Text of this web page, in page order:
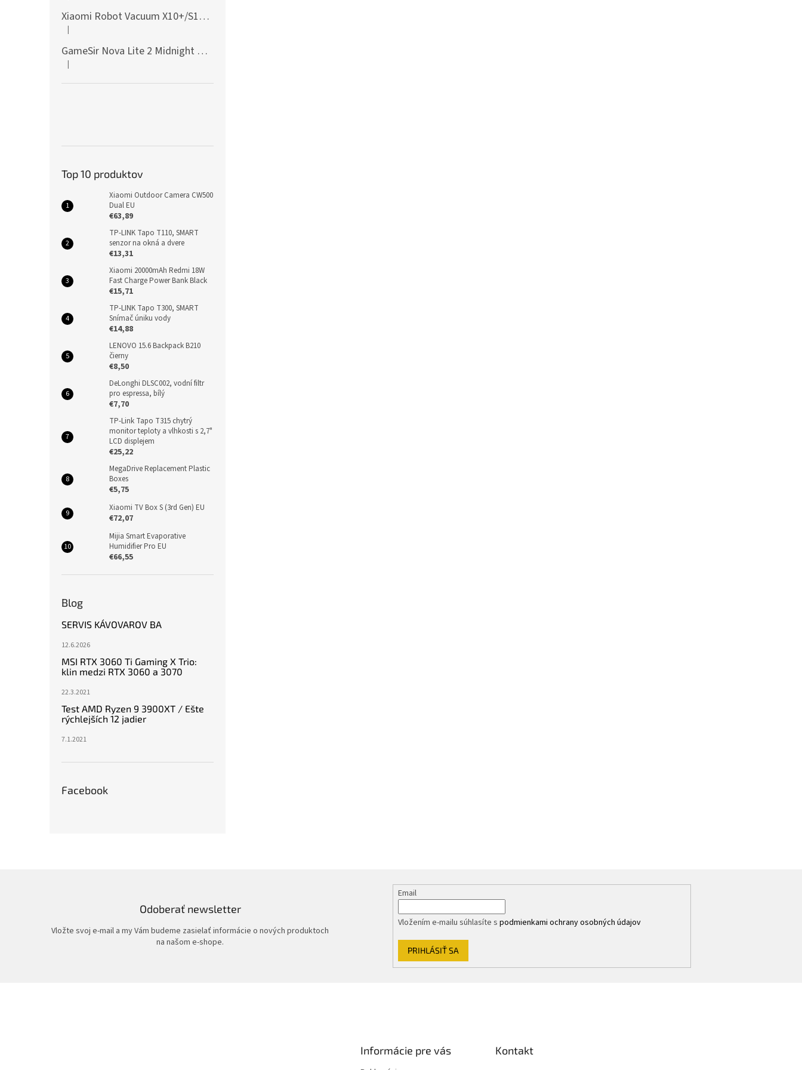
Xiaomi Robot Vacuum X10+/S10+/X10/X20+ Side Brush
Hodnotenie produktu je 5 z 5 hviezdičiek.
|
GameSir Nova Lite 2 Midnight Gray
Hodnotenie produktu je 5 z 5 hviezdičiek.
|
Top 10 produktov
Xiaomi Outdoor Camera CW500
Dual EU
€63,89
TP-LINK Tapo T110, SMART
senzor na okná a dvere
€13,31
Xiaomi 20000mAh Redmi 18W
Fast Charge Power Bank Black
€15,71
TP-LINK Tapo T300, SMART
Snímač úniku vody
€14,88
LENOVO 15.6 Backpack B210
čierny
€8,50
DeLonghi DLSC002, vodní filtr
pro espressa, bílý
€7,70
TP-Link Tapo T315 chytrý
monitor teploty a vlhkosti s 2,7"
LCD displejem
€25,22
MegaDrive Replacement Plastic
Boxes
€5,75
Xiaomi TV Box S (3rd Gen) EU
€72,07
Mijia Smart Evaporative
Humidifier Pro EU
€66,55
Blog
SERVIS KÁVOVAROV BA
12.6.2026
MSI RTX 3060 Ti Gaming X Trio:
klin medzi RTX 3060 a 3070
22.3.2021
Test AMD Ryzen 9 3900XT / Ešte
rýchlejších 12 jadier
7.1.2021
Facebook
Odoberať newsletter
Vložte svoj e-mail a my Vám budeme zasielať informácie o nových produktoch
na našom e-shope.
Email
Vložením e-mailu súhlasíte spodmienkami ochrany osobných údajov
PRIHLÁSIŤ SA
Informácie pre vás Kontakt